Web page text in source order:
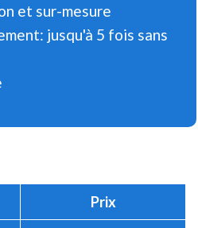
et sur-mesure
jusqu'à 5 fois sans
Prix